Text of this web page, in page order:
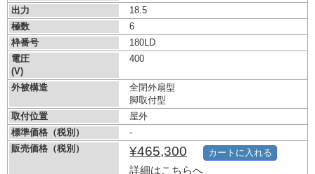
出力
18.5
極数
6
枠番号
180LD
電圧
(V)
400
外被構造
全閉外扇型
脚取付型
取付位置
屋外
標準価格（税別）
-
販売価格（税別）
¥465,300
詳細はこちらへ
カートに入れる